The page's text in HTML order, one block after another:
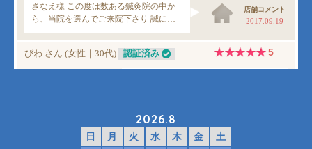
2026.8
日 月 火 水 木 金
土